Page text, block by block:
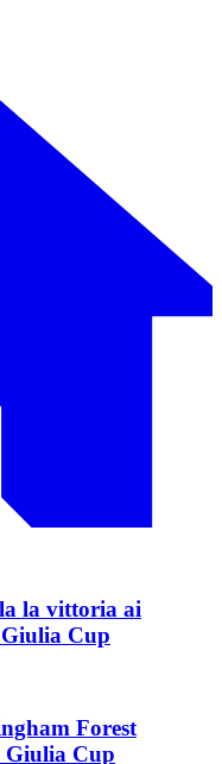
la vittoria ai
Cup
Forest
Giulia Cup